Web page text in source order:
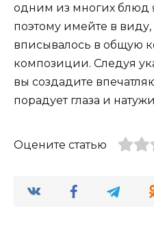
одним из многих блюд
поэтому имейте в
вписывалось в общую
композиции. Следуя
вы создадите
порадует глаза и
Оцените статью